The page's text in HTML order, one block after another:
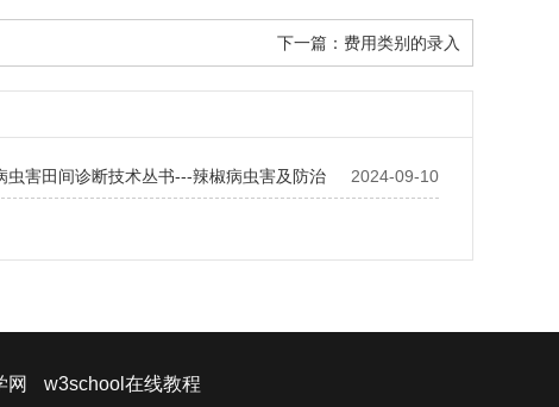
下一篇： 费用类别的录入
2024-09-10
虫害田间诊断技术丛书---辣椒病虫害及防治
网 w3school在线教程